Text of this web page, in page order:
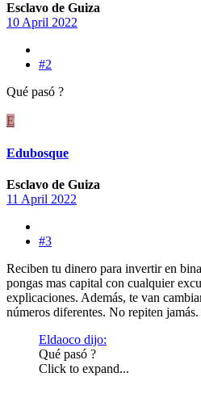
Esclavo de Guiza
10 April 2022
#2
Qué pasó ?
E
Edubosque
Esclavo de Guiza
11 April 2022
#3
Reciben tu dinero para invertir en
pongas mas capital con cualquier
explicaciones. Además, te van
números diferentes. No repiten
Eldaoco dijo:
Qué pasó ?
Click to expand...